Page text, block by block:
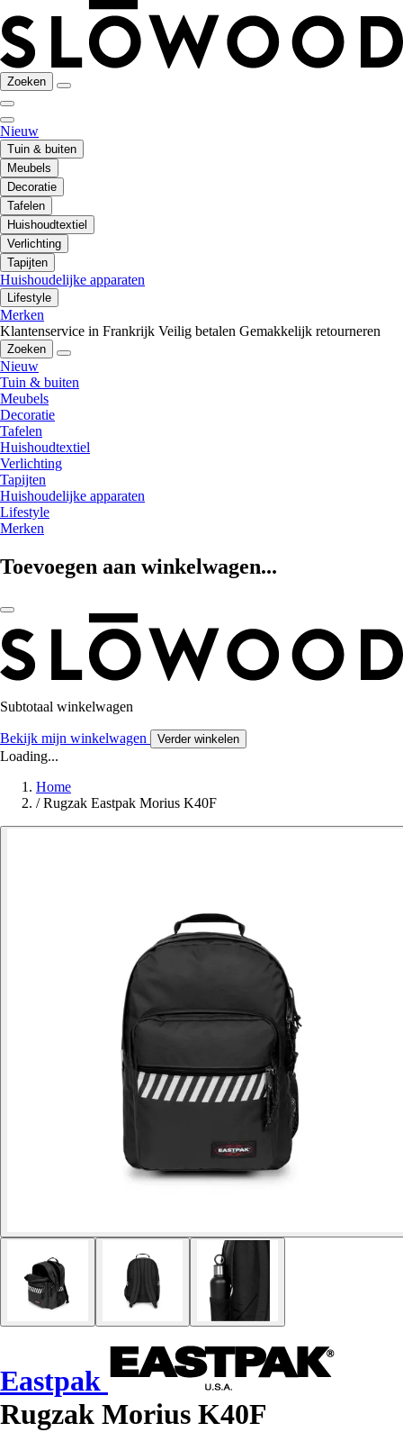
Zoeken
Nieuw
Tuin & buiten
Meubels
Decoratie
Tafelen
Huishoudtextiel
Verlichting
Tapijten
Huishoudelijke apparaten
Lifestyle
Merken
Klantenservice in Frankrijk Veilig betalen Gemakkelijk retourneren
Zoeken
Nieuw
Tuin & buiten
Meubels
Decoratie
Tafelen
Huishoudtextiel
Verlichting
Tapijten
Huishoudelijke apparaten
Lifestyle
Merken
Toevoegen aan winkelwagen...
Subtotaal winkelwagen
Bekijk mijn winkelwagen Verder winkelen
Loading...
Home
/ Rugzak Eastpak Morius K40F
Eastpak
Rugzak Morius K40F